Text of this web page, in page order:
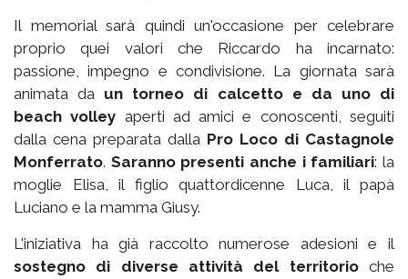
Il memorial sarà quindi un'occasione per celebrare
proprio quei valori che Riccardo ha incarnato:
passione, impegno e condivisione. La giornata sarà
animata da un torneo di calcetto e da uno di
beach volley aperti ad amici e conoscenti, seguiti
dalla cena preparata dalla Pro Loco di Castagnole
Monferrato. Saranno presenti anche i familiari: la
moglie Elisa, il figlio quattordicenne Luca, il papà
Luciano e la mamma Giusy.
L'iniziativa ha già raccolto numerose adesioni e il
sostegno di diverse attività del territorioche